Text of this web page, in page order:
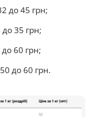
до 45 грн;
35 грн;
60 грн;
до 60 грн.